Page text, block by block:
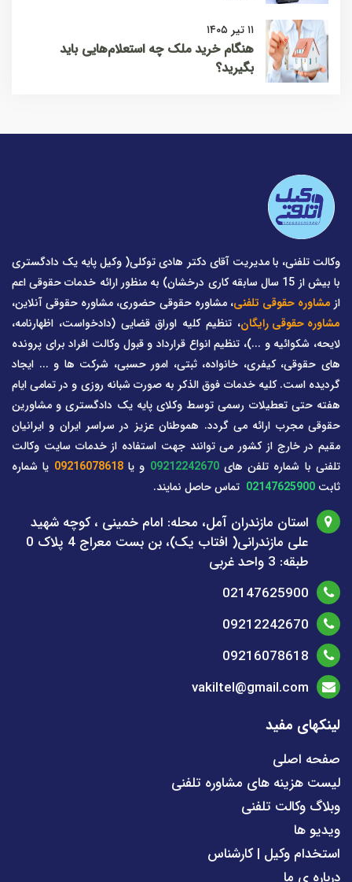
۱۱ تیر ۱۴۰۵
هنگام خرید ملک چه استعلام‌هایی باید
بگیرید؟
وکالت تلفنی، با مدیریت آقای دکتر هادی توکلی( وکیل پایه یک دادگستری
با بیش از 15 سال سابقه کاری درخشان) به منظور ارائه خدمات حقوقی اعم
از مشاوره حقوقی تلفنی، مشاوره حقوقی حضوری، مشاوره حقوقی آنلاین،
مشاوره حقوقی رایگان، تنظیم کلیه اوراق قضایی (دادخواست، اظهارنامه،
لایحه، شکوائیه و ...)، تنظیم انواع قرارداد و قبول وکالت افراد برای پرونده
های حقوقی، کیفری، خانواده، ثبتی، امور حسبی، شرکت ها و ... ایجاد
گردیده است. کلیه خدمات فوق الذکر به صورت شبانه روزی و در تمامی ایام
هفته حتی تعطیلات رسمی توسط وکلای پایه یک دادگستری و مشاورین
حقوقی مجرب ارائه می گردد. هموطنان عزیز در سراسر ایران و ایرانیان
مقیم در خارج از کشور می توانند جهت استفاده از خدمات سایت وکالت
تلفنی با شماره تلفن های09212242670 و یا09216078618 یا شماره
ثابت 02147625900 تماس حاصل نمایند.
استان مازندران آمل، محله: امام خمینی ، کوچه شهید
علی مازندرانی( افتاب یک)، بن بست معراج 4 پلاک 0
طبقه: 3 واحد غربی
02147625900
09212242670
09216078618
vakiltel@gmail.com
لینکهای مفید
صفحه اصلی
لیست هزینه های مشاوره تلفنی
وبلاگ وکالت تلفنی
ویدیو ها
استخدام وکیل | کارشناس
درباره ی ما